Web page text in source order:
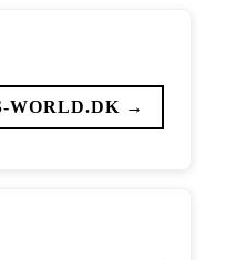
WORLD.DK →